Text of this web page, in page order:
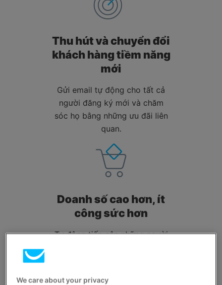
Thu hút và chuyển đổi
khách hàng tiềm năng
mới
Gửi email tự động cho tất cả
người đăng ký mới và chăm
sóc họ bằng những ưu đãi liên
quan.
Doanh số cao hơn, ít
công sức hơn
Tự động tiếp cận những người
We care about your privacy